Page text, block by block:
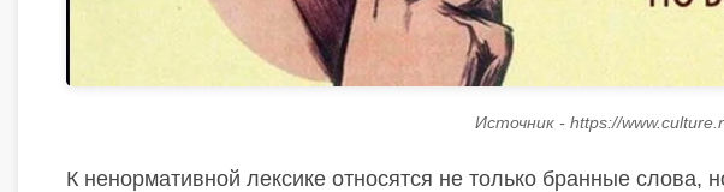
Источник - https://
К ненормативной лексике относятся не только бранные слова,